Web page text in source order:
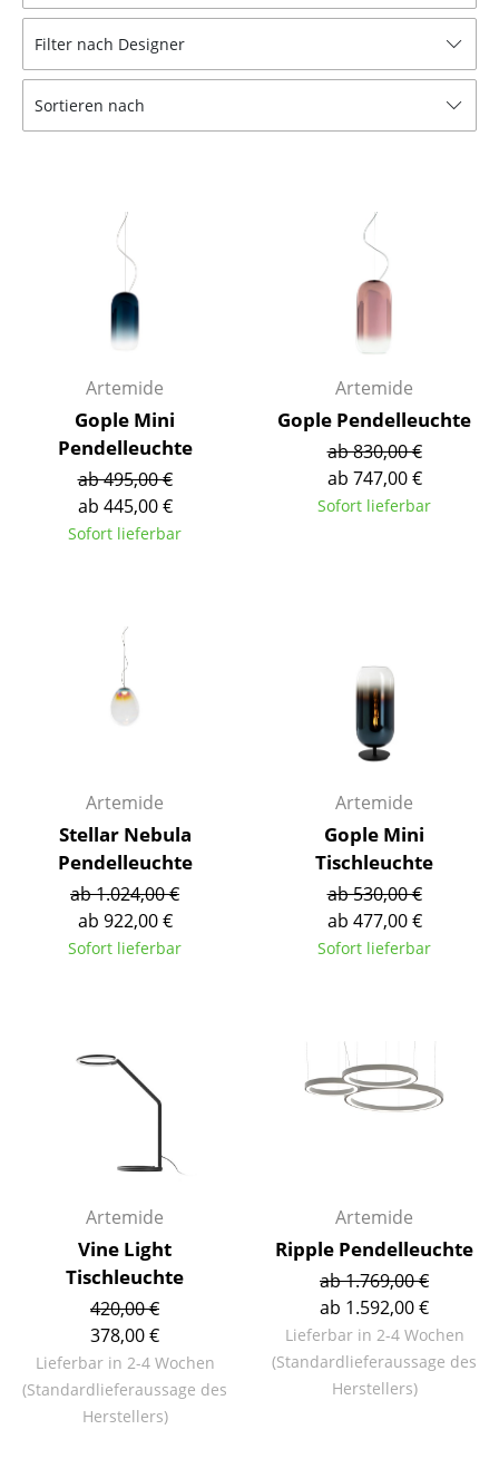
Bänke & Liegen
Sitzsäcke
Kinderstühle
Schaukelstühle
Bürodrehstühle
Konferenzstühle
Bürosessel
Einzelteile
... alle Sitzmöbel
Tische
Couchtische
Schreibtische
Konferenztische
Stehtische & Stehpulte
Kindertische
Gartentische
... alle Tische
Regale & Schränke
Bücherregale
Wandregale
Sideboards & Kommoden
TV Möbel
Beistell- & Rollcontainer
Barmöbel
Filter nach Designer
Sortieren nach
Artemide
Gople Mini
Pendelleuchte
ab 495,00 €
ab 445,00 €
Sofort lieferbar
Artemide
Gople Pendelleuchte
ab 830,00 €
ab 747,00 €
Sofort lieferbar
Artemide
Stellar Nebula
Pendelleuchte
ab 1.024,00 €
ab 922,00 €
Sofort lieferbar
Artemide
Gople Mini
Tischleuchte
ab 530,00 €
ab 477,00 €
Sofort lieferbar
Artemide
Vine Light
Tischleuchte
420,00 €
378,00 €
Lieferbar in 2-4 Wochen
(Standardlieferaussage des
Herstellers)
Artemide
Ripple Pendelleuchte
ab 1.769,00 €
ab 1.592,00 €
Lieferbar in 2-4 Wochen
(Standardlieferaussage des
Herstellers)